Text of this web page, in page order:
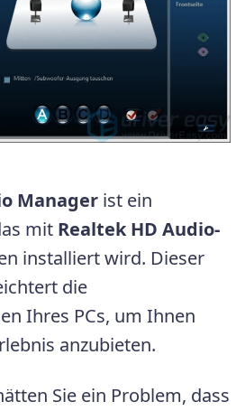
Manager ist ein
mit Realtek HD Audio-
installiert wird. Dieser
die
Ihres PCs, um Ihnen
anzubieten.
Sie ein Problem, dass